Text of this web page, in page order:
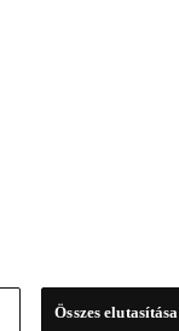
Összes elutasítása